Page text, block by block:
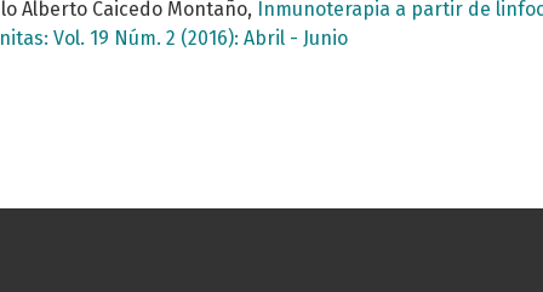
Alberto Caicedo Montaño, Inmunoterapia a partir de
Vol. 19 Núm. 2 (2016): Abril - Junio